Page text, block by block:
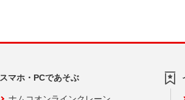
スマホ・PCであそぶ